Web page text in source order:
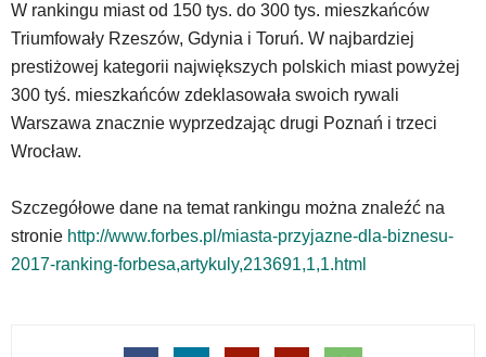
formie
ramek.
Elementy
te
obsługiwane
są
za
klawiszy
strzałek
lub
odpowiadających
W rankingu miast od 150 tys. do 300 tys. mieszkańców
Triumfowały Rzeszów, Gdynia i Toruń. W najbardziej
prestiżowej kategorii największych polskich miast powyżej
300 tyś. mieszkańców zdeklasowała swoich rywali
Warszawa znacznie wyprzedzając drugi Poznań i trzeci
Wrocław.
Szczegółowe dane na temat rankingu można znaleźć na
stronie http://www.forbes.pl/miasta-przyjazne-dla-biznesu-
2017-ranking-forbesa,artykuly,213691,1,1.html